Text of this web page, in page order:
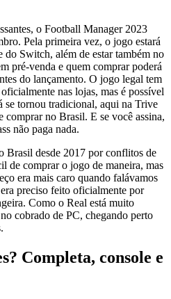
o Football Manager 2023
Pela primeira vez, o jogo estará
Switch, além de estar também no
pré-venda e quem comprar poderá
do lançamento. O jogo legal tem
nas lojas, mas é possível
se tornou tradicional, aqui na Trive
no Brasil. E se você assina,
não paga nada.
Brasil desde 2017 por conflitos de
de comprar o jogo de maneira, mas
era mais caro quando falávamos
preciso feito oficialmente por
Como o Real está muito
cobrado de PC, chegando perto
Completa, console e